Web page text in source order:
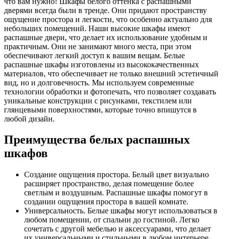
дверями всегда были в тренде. Они придают пространству
ощущение простора и легкости, что особенно актуально для
небольших помещений. Наши высокие шкафы имеют
распашные двери, что делает их использование удобным и
практичным. Они не занимают много места, при этом
обеспечивают легкий доступ к вашим вещам. Белые
распашные шкафы изготовлены из высококачественных
материалов, что обеспечивает не только внешний эстетичный
вид, но и долговечность. Мы используем современные
технологии обработки и фотопечать, что позволяет создавать
уникальные конструкции с рисунками, текстилем или
глянцевыми поверхностями, которые точно впишутся в
любой дизайн.
Преимущества белых распашных
шкафов
Создание ощущения простора. Белый цвет визуально
расширяет пространство, делая помещение более
светлым и воздушным. Распашные шкафы помогут в
создании ощущения простора в вашей комнате.
Универсальность. Белые шкафы могут использоваться в
любом помещении, от спальни до гостиной. Легко
сочетать с другой мебелью и аксессуарами, что делает